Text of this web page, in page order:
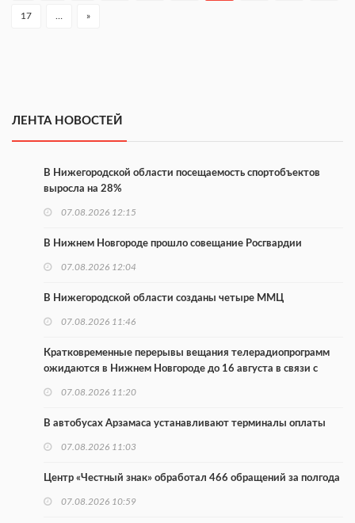
17 »
ЛЕНТА НОВОСТЕЙ
В Нижегородской области посещаемость спортобъектов
выросла на 28%
07.08.2026 12:15
В Нижнем Новгороде прошло совещание Росгвардии
07.08.2026 12:04
В Нижегородской области созданы четыре ММЦ
07.08.2026 11:46
Кратковременные перерывы вещания телерадиопрограмм
ожидаются в Нижнем Новгороде до 16 августа в связи с
07.08.2026 11:20
В автобусах Арзамаса устанавливают терминалы оплаты
07.08.2026 11:03
Центр «Честный знак» обработал 466 обращений за полгода
07.08.2026 10:59